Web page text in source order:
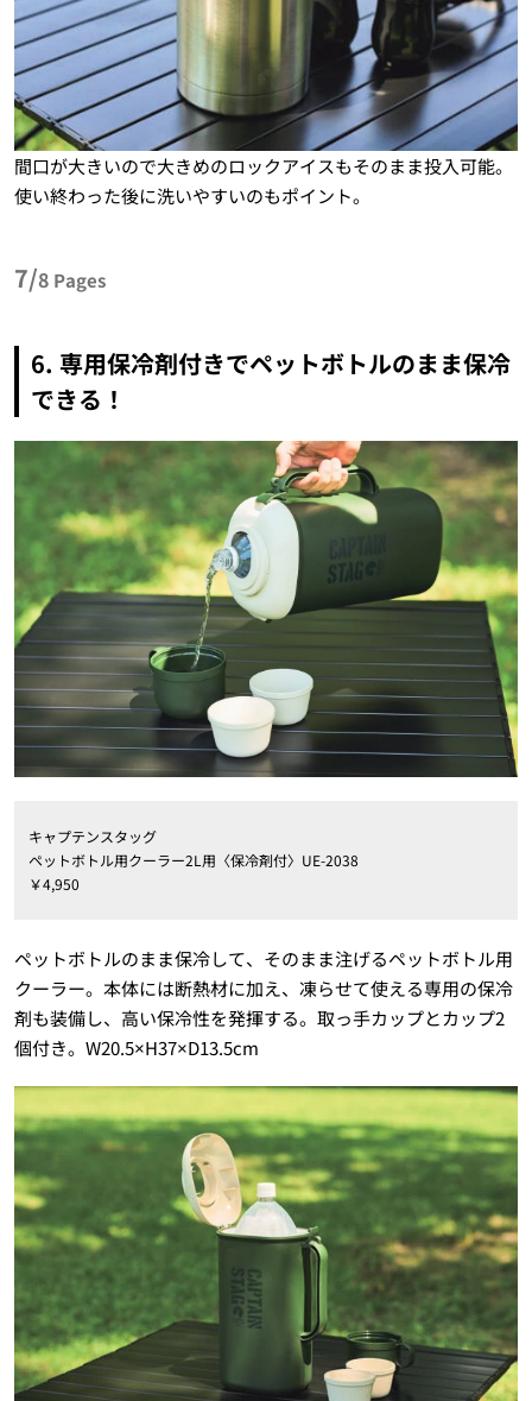
間口が大きいので大きめのロックアイスもそのまま投入可能。
使い終わった後に洗いやすいのもポイント。
7/8 Pages
6. 専用保冷剤付きでペットボトルのまま保冷
できる！
キャプテンスタッグ
ペットボトル用クーラー2L用〈保冷剤付〉UE-2038
￥4,950
ペットボトルのまま保冷して、そのまま注げるペットボトル用
クーラー。本体には断熱材に加え、凍らせて使える専用の保冷
剤も装備し、高い保冷性を発揮する。取っ手カップとカップ2
個付き。W20.5×H37×D13.5cm